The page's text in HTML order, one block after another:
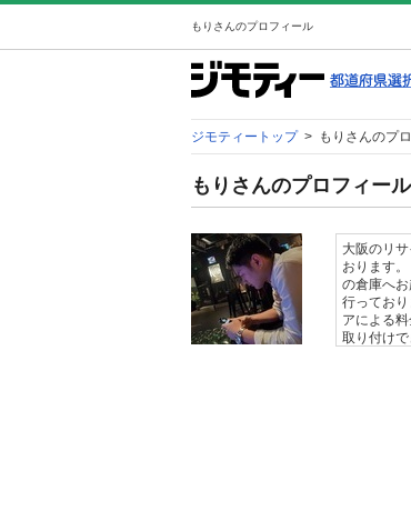
もりさんのプロフィール
ジモティートップ > もりさんのプ
もりさんのプロフィール
大阪のリ
おります
の倉庫へ
行ってお
アによる
取り付け
をご覧い